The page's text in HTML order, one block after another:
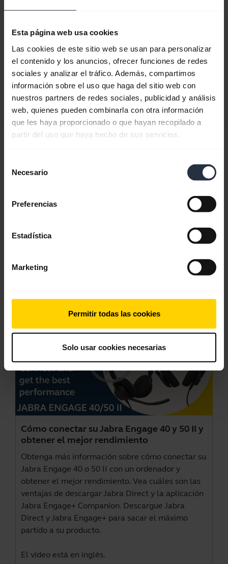
Esta página web usa cookies
Las cookies de este sitio web se usan para personalizar
el contenido y los anuncios, ofrecer funciones de redes
sociales y analizar el tráfico. Además, compartimos
información sobre el uso que haga del sitio web con
nuestros partners de redes sociales, publicidad y análisis
web, quienes pueden combinarla con otra información
que les haya proporcionado o que hayan recopilado a
partir del uso que haya hecho de sus servicios.
Necesario
Preferencias
Estadística
Marketing
Permitir todas las cookies
Solo usar cookies necesarias
Guía de inicio rápido
Inglés
Descargar
0.42 MB - pdf
Manual del usuario
Ver todos los documentos del producto
Cómo conectar su Jabra Engage 40 y 50 II y
obtener el mejor rendimiento
Obtenga más información sobre cómo conectar su
Jabra Engage 40 o 50 II con un ordenador y
obtener el mejor rendimiento. Vea cuáles son las
ventajas de descargar Jabra Direct y la aplicación
Jabra Engage+ Companion. Descargue Jabra
Direct yJabra Engage+ para sacar el máximo
partido a su producto.
El vídeo está en inglés.